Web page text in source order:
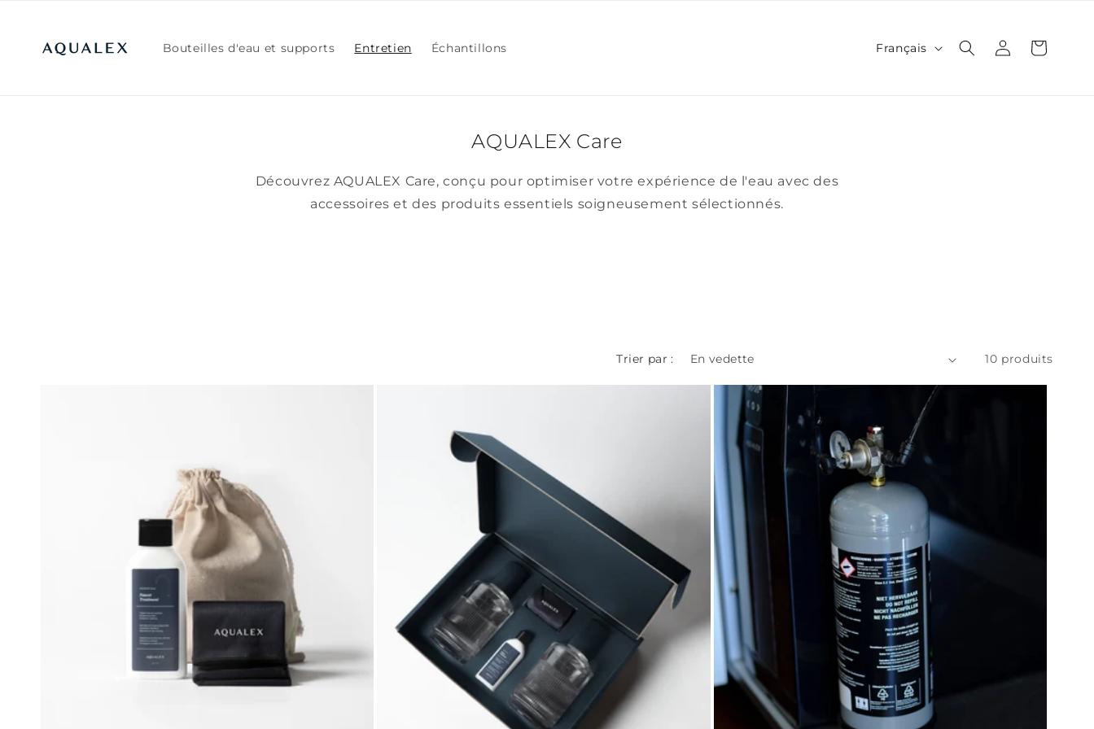
contenu
Bouteilles d'eau et supports Entretien Échantillons
LFrançais ConnexionPanier
AQUALEX Care
Découvrez AQUALEX Care, conçu pour optimiser votre expérience de l'eau avec des
accessoires et des produits essentiels soigneusement sélectionnés.
Trier par : 10 produits